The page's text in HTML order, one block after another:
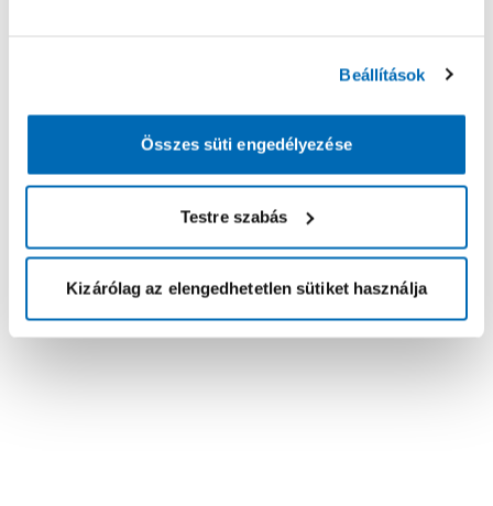
Beállítások
Összes süti engedélyezése
Testre szabás
Kizárólag az elengedhetetlen sütiket használja